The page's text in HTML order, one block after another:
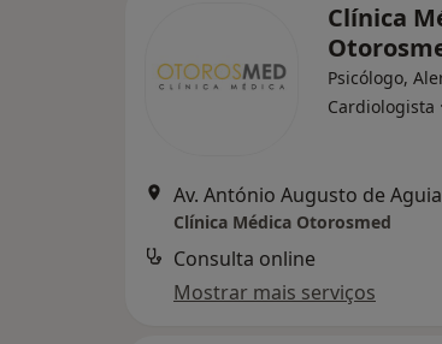
Clínica
Psicólogo,
Cardiologista ·
Clínica Médica Otorosmed
Consulta online
Mostrar mais serviços